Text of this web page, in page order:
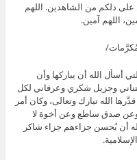
على ذلكم من الشاهدين. اللهم
اللهم آمين.
أسأل الله أن يباركها وأن
وجزيل شكري وعرفاني لكل
الله تبارك وتعالى، وكان أمر
وعن صدق ساطع وعن أخوة لا
أن يُحسن جزاءهم جزاء شاكر